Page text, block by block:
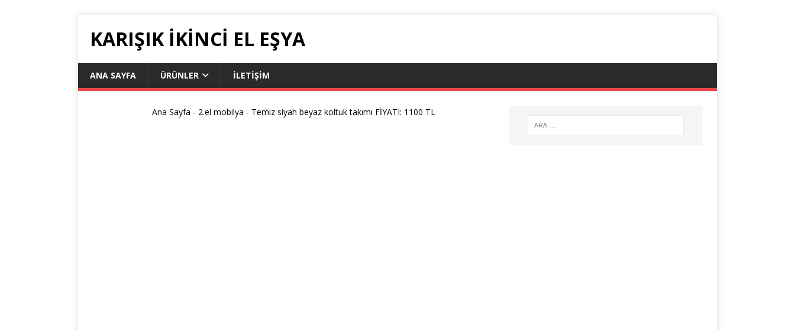
KARIŞIK IKINCI EL EŞYA
ANA SAYFA ÜRÜNLER ILETIŞIM
Ana Sayfa - 2.el mobilya - Temiz siyah beyaz koltuk takımı FİYATI: 1100 TL